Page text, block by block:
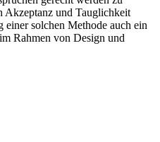
Akzeptanz und Tauglichkeit
solchen Methode auch ein
Rahmen von Design und